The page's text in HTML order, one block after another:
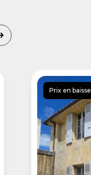
Prix en baisse